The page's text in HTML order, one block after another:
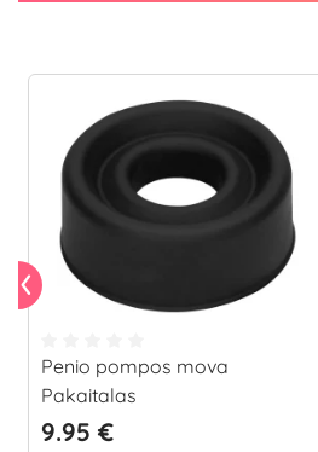
Penio pompos mova
Pakaitalas
9.95 €